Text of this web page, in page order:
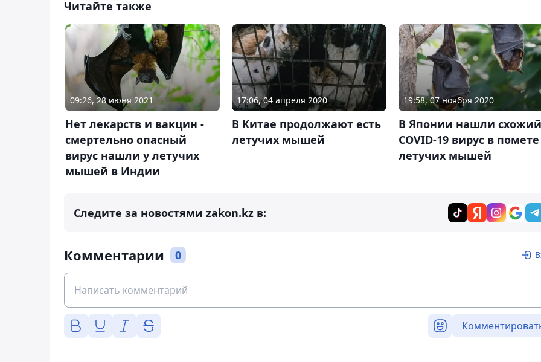
Читайте также
09:26, 28 июня 2021
Нет лекарств и вакцин -
смертельно опасный
вирус нашли у летучих
мышей в Индии
17:06, 04 апреля 2020
В Китае продолжают есть
летучих мышей
19:58, 07 ноября 2020
В Японии нашли
COVID-19 вирус в помете
летучих мышей
Следите за новостями zakon.kz в:
Комментарии 0